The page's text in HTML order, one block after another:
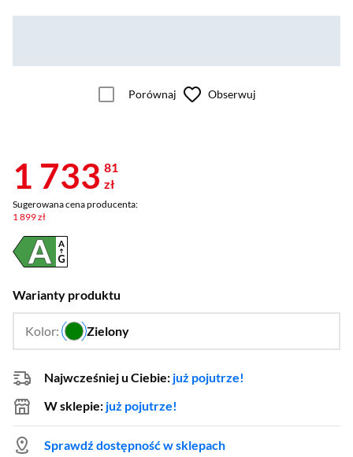
Porównaj Obserwuj
1 733 81
zł
Sugerowana cena producenta:
1 899 zł
Warianty produktu
Kolor: Zielony
…
Najwcześniej u Ciebie: już pojutrze!
W sklepie: już pojutrze!
Sprawdź dostępność w sklepach